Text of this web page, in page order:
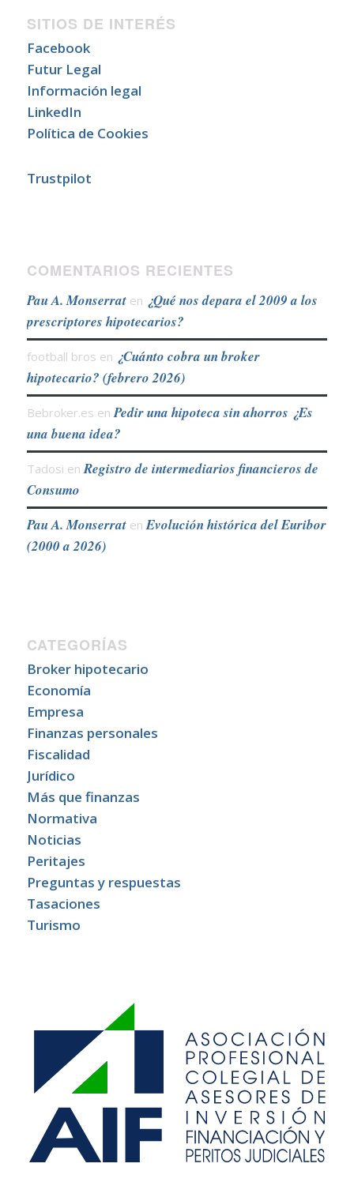
SITIOS DE INTERÉS
Facebook
Futur Legal
Información legal
LinkedIn
Política de Cookies
Trustpilot
COMENTARIOS RECIENTES
Pau A. Monserraten ¿Qué nos depara el 2009 a los
prescriptores hipotecarios?
football bros en ¿Cuánto cobra un broker
hipotecario? (febrero 2026)
Bebroker.es enPedir una hipoteca sin ahorros ¿Es
una buena idea?
Tadosi enRegistro de intermediarios financieros de
Consumo
Pau A. MonserratenEvolución histórica del Euribor
(2000 a 2026)
CATEGORÍAS
Broker hipotecario
Economía
Empresa
Finanzas personales
Fiscalidad
Jurídico
Más que finanzas
Normativa
Noticias
Peritajes
Preguntas y respuestas
Tasaciones
Turismo